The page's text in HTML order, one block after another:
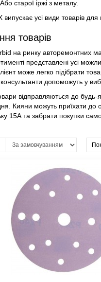
старої іржі з металу.
усі види товарів для
товарів
на ринку авторемонтних
представлені усі
може легко підібрати
допоможуть у
відправляються до будь-
Кияни можуть приїхати до
15А та забрати покупки